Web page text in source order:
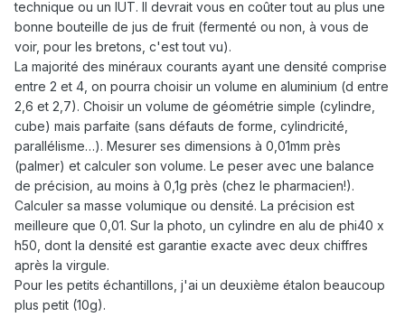
technique ou un IUT. Il devrait vous en coûter tout au plus une
bonne bouteille de jus de fruit (fermenté ou non, à vous de
voir, pour les bretons, c'est tout vu).
La majorité des minéraux courants ayant une densité comprise
entre 2 et 4, on pourra choisir un volume en aluminium (d entre
2,6 et 2,7). Choisir un volume de géométrie simple (cylindre,
cube) mais parfaite (sans défauts de forme, cylindricité,
parallélisme…). Mesurer ses dimensions à 0,01mm près
(palmer) et calculer son volume. Le peser avec une balance
de précision, au moins à 0,1g près (chez le pharmacien!).
Calculer sa masse volumique ou densité. La précision est
meilleure que 0,01. Sur la photo, un cylindre en alu de phi40 x
h50, dont la densité est garantie exacte avec deux chiffres
après la virgule.
Pour les petits échantillons, j'ai un deuxième étalon beaucoup
plus petit (10g).